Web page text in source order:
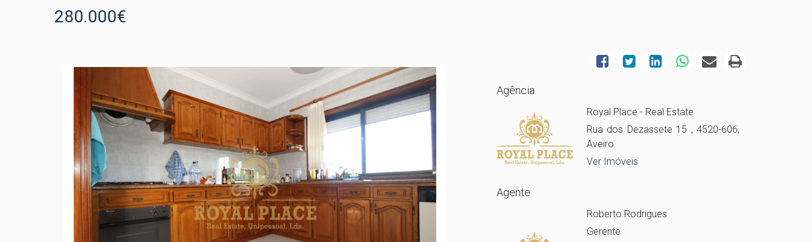
280.000€
Agência
Royal Place - Real Estate
Rua dos Dezassete 15 , 4520-606,
Aveiro
Ver Imóveis
Agente
Roberto Rodrigues
Gerente